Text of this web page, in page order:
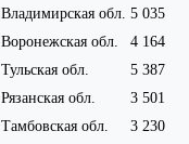
Владимирская обл. 5 035
Воронежская обл.
4 164
Тульская обл.
5 387
Рязанская обл.
3 501
Тамбовская обл.
3 230